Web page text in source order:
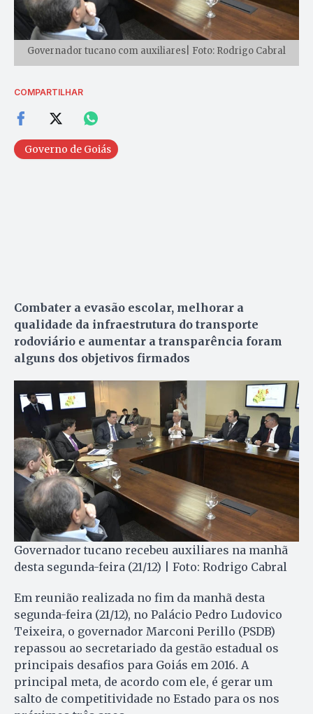
Governador tucano com auxiliares| Foto: Rodrigo Cabral
COMPARTILHAR
Governo de Goiás
Combater a evasão escolar, melhorar a
qualidade da infraestrutura do transporte
rodoviário e aumentar a transparência foram
alguns dos objetivos firmados
Governador tucano recebeu auxiliares na manhã
desta segunda-feira (21/12) | Foto: Rodrigo Cabral
Em reunião realizada no fim da manhã desta
segunda-feira (21/12), no Palácio Pedro Ludovico
Teixeira, o governador Marconi Perillo (PSDB)
repassou ao secretariado da gestão estadual os
principais desafios para Goiás em 2016. A
principal meta, de acordo com ele, é gerar um
salto de competitividade no Estado para os nos